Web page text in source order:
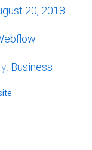
20, 2018
Business